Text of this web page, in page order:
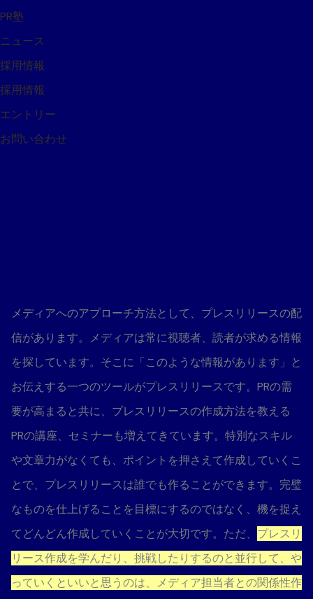
PR塾
ニュース
採用情報
採用情報
エントリー
お問い合わせ
メディアへのアプローチ方法として、プレスリリースの配
信があります。メディアは常に視聴者、読者が求める情報
を探しています。そこに「このような情報があります」と
お伝えする一つのツールがプレスリリースです。PRの需
要が高まると共に、プレスリリースの作成方法を教える
PRの講座、セミナーも増えてきています。特別なスキル
や文章力がなくても、ポイントを押さえて作成していくこ
とで、プレスリリースは誰でも作ることができます。完璧
なものを仕上げることを目標にするのではなく、機を捉え
てどんどん作成していくことが大切です。ただ、 プレスリ
リース作成を学んだり、挑戦したりするのと並行して、や
っていくといいと思うのは、メディア担当者との関係性作